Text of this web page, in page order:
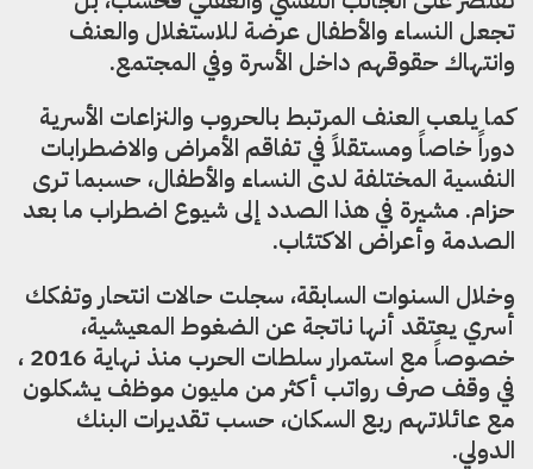
تجعل النساء والأطفال عرضة للاستغلال والعنف
وانتهاك حقوقهم داخل الأسرة وفي المجتمع.
كما يلعب العنف المرتبط بالحروب والنزاعات الأسرية
دوراً خاصاً ومستقلاً في تفاقم الأمراض والاضطرابات
النفسية المختلفة لدى النساء والأطفال، حسبما ترى
حزام. مشيرة في هذا الصدد إلى شيوع اضطراب ما بعد
الصدمة وأعراض الاكتئاب.
وخلال السنوات السابقة، سجلت حالات انتحار وتفكك
أسري يعتقد أنها ناتجة عن الضغوط المعيشية،
خصوصاً مع استمرار سلطات الحرب منذ نهاية 2016 ،
في وقف صرف رواتب أكثر من مليون موظف يشكلون
مع عائلاتهم ربع السكان، حسب تقديرات البنك
الدولي.